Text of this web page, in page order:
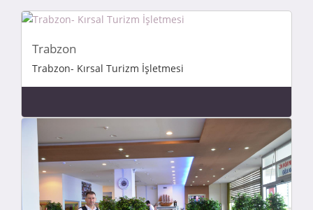
Trabzon
Trabzon- Kırsal Turizm İşletmesi